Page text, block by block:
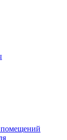
помещений